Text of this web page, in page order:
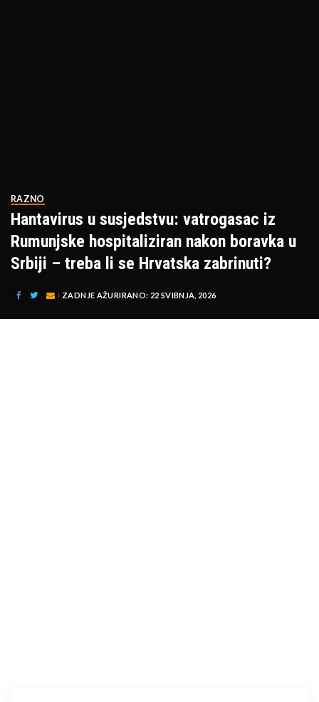
RAZNO
Hantavirus u susjedstvu: vatrogasac iz
Rumunjske hospitaliziran nakon boravka u
Srbiji – treba li se Hrvatska zabrinuti?
ZADNJE AŽURIRANO: 22 SVIBNJA, 2026